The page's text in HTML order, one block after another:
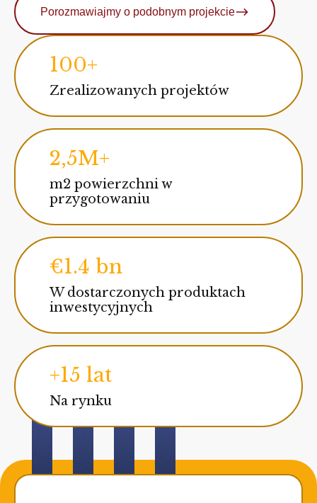
Porozmawiajmy o podobnym projekcie
100+
Zrealizowanych projektów
2,5M+
m2 powierzchni w
przygotowaniu
€1.4 bn
W dostarczonych produktach
inwestycyjnych
+15 lat
Na rynku